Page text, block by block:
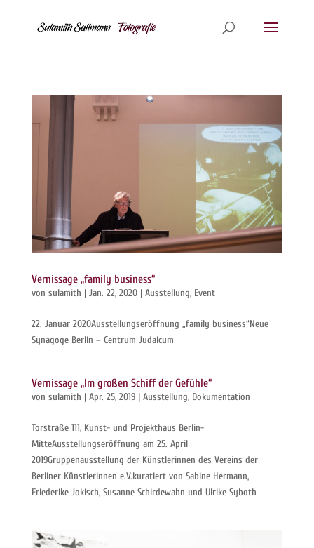
Vernissage „family business“
von sulamith | Jan. 22, 2020| Ausstellung, Event
22. Januar 2020Ausstellungseröffnung „family business“Neue
Synagoge Berlin – Centrum Judaicum
Vernissage „Im großen Schiff der Gefühle“
von sulamith | Apr. 25, 2019| Ausstellung, Dokumentation
Torstraße 111, Kunst- und Projekthaus Berlin-
MitteAusstellungseröffnung am 25. April
2019Gruppenausstellung der Künstlerinnen des Vereins der
Berliner Künstlerinnen e.V.kuratiert von Sabine Hermann,
Friederike Jokisch, Susanne Schirdewahn und Ulrike Syboth